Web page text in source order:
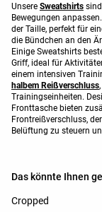
Unsere Sweatshirts
Bewegungen
der Taille, perfekt für
die Bündchen an den
Einige Sweatshirts
Griff, ideal für
einem intensiven
halbem Reißverschluss
Trainingseinheiten.
Fronttasche bieten
Frontreißverschluss,
Belüftung zu steuern
Das könnte Ihnen
Cropped